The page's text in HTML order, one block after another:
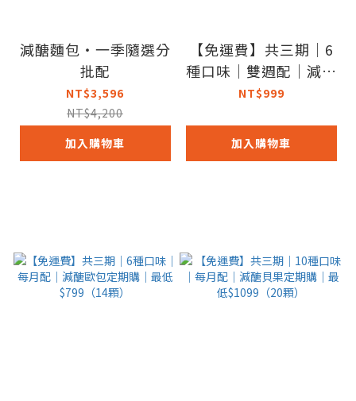
減醣麵包・一季隨選分
批配
NT$3,596
NT$4,200
加入購物車
【免運費】共三期｜6
種口味｜雙週配｜減醣
歐包定期購｜最低$74
NT$999
加入購物車